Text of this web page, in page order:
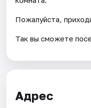
Пожалуйста,
Так вы сможете
Адрес